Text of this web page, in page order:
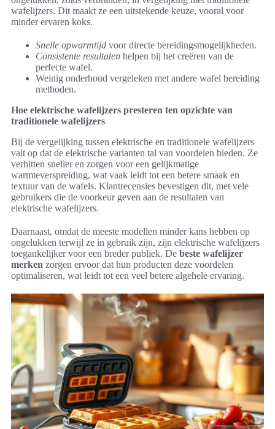
wafelijzers. Dit maakt ze een uitstekende keuze, vooral voor
minder ervaren koks.
Snelle opwarmtijd voor directe bereidingsmogelijkheden.
Consistente resultaten helpen bij het creëren van de
perfecte wafel.
Weinig onderhoud vergeleken met andere wafel bereiding
methoden.
Hoe elektrische wafelijzers presteren ten opzichte van
traditionele wafelijzers
Bij de vergelijking tussen elektrische en traditionele wafelijzers
valt op dat de elektrische varianten tal van voordelen bieden. Ze
verhitten sneller en zorgen voor een gelijkmatige
warmteverspreiding, wat vaak leidt tot een betere smaak en
textuur van de wafels. Klantrecensies bevestigen dit, met vele
gebruikers die de voorkeur geven aan de resultaten van
elektrische wafelijzers.
Daarnaast, omdat de meeste modellen minder kans hebben op
ongelukken terwijl ze in gebruik zijn, zijn elektrische wafelijzers
toegankelijker voor een breder publiek. De beste wafelijzer
merken zorgen ervoor dat hun producten deze voordelen
optimaliseren, wat leidt tot een veel betere algehele ervaring.